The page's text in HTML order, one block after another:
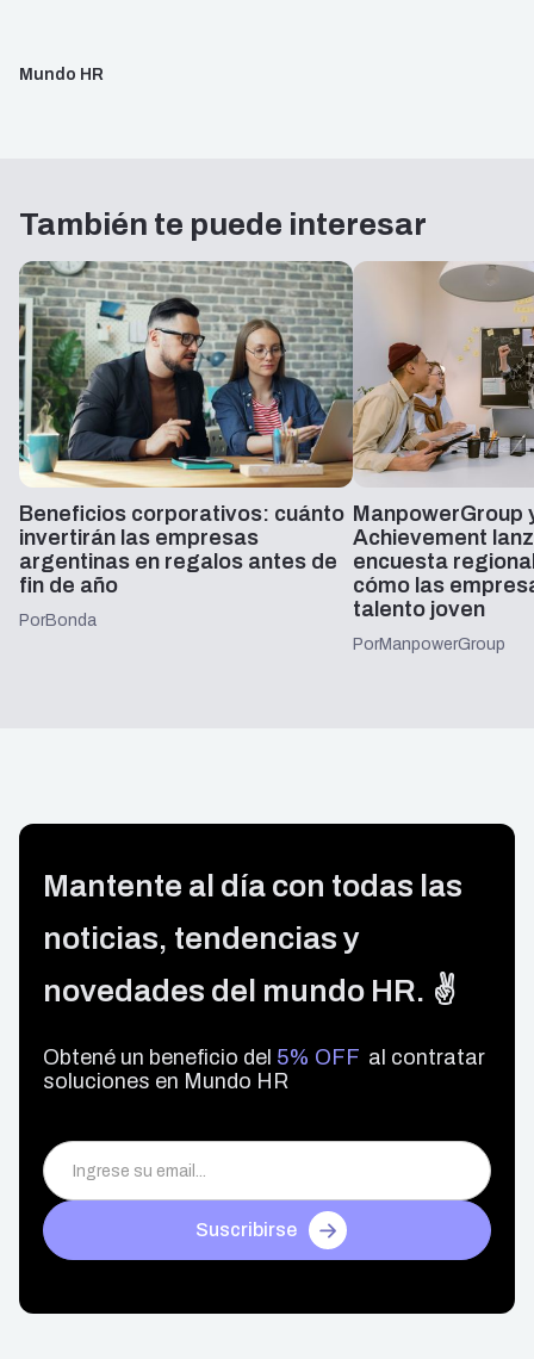
Mundo HR
También te puede interesar
Beneficios corporativos: cuánto
invertirán las empresas
argentinas en regalos antes de
fin de año
PorBonda
ManpowerGroup
Achievement
encuesta
cómo las
talento joven
PorManpowerGroup
Mantente al día con todas las
noticias, tendencias y
novedades del mundo HR. ✌️
Obtené un beneficio del 5% OFF al contratar
soluciones en Mundo HR
Suscribirse